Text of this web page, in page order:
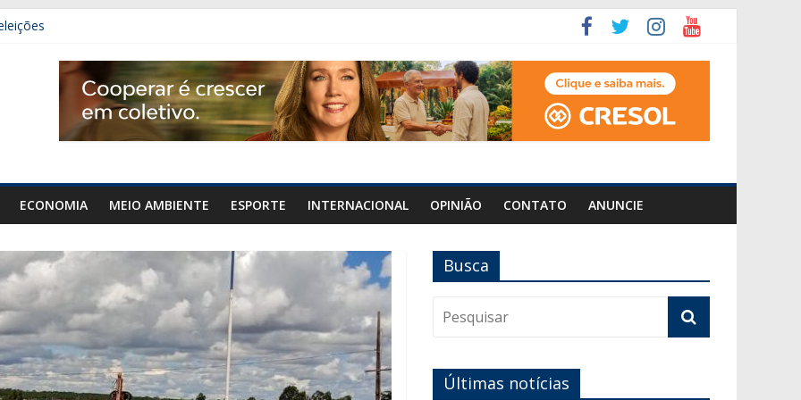
de 50 gramas de cocaína em Orizona
área de diplomacia no plano de governo
ECONOMIA MEIO AMBIENTE ESPORTE INTERNACIONAL OPINIÃO CONTATO ANUNCIE
Busca
Últimas notícias